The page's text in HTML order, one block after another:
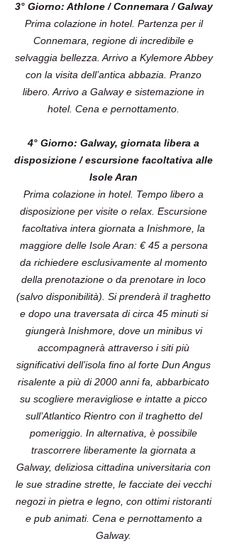
3° Giorno: Athlone / Connemara / Galway
Prima colazione in hotel. Partenza per il
Connemara, regione di incredibile e
selvaggia bellezza. Arrivo a Kylemore Abbey
con la visita dell’antica abbazia. Pranzo
libero. Arrivo a Galway e sistemazione in
hotel. Cena e pernottamento.
4° Giorno: Galway, giornata libera a
disposizione / escursione facoltativa alle
Isole Aran
Prima colazione in hotel. Tempo libero a
disposizione per visite o relax. Escursione
facoltativa intera giornata a Inishmore, la
maggiore delle Isole Aran: € 45 a persona
da richiedere esclusivamente al momento
della prenotazione o da prenotare in loco
(salvo disponibilità). Si prenderà il traghetto
e dopo una traversata di circa 45 minuti si
giungerà Inishmore, dove un minibus vi
accompagnerà attraverso i siti più
significativi dell’isola fino al forte Dun Angus
risalente a più di 2000 anni fa, abbarbicato
su scogliere meravigliose e intatte a picco
sull’Atlantico Rientro con il traghetto del
pomeriggio. In alternativa, è possibile
trascorrere liberamente la giornata a
Galway, deliziosa cittadina universitaria con
le sue stradine strette, le facciate dei vecchi
negozi in pietra e legno, con ottimi ristoranti
e pub animati. Cena e pernottamento a
Galway.